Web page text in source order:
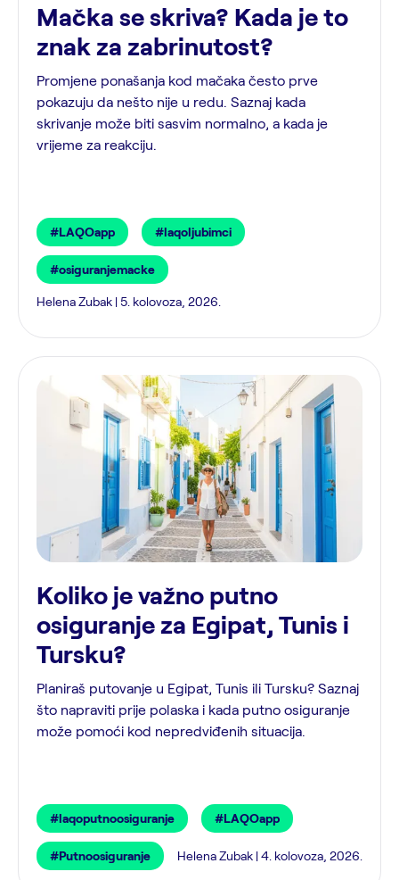
Mačka se skriva? Kada je to
znak za zabrinutost?
Promjene ponašanja kod mačaka često prve
pokazuju da nešto nije u redu. Saznaj kada
skrivanje može biti sasvim normalno, a kada je
vrijeme za reakciju.
#LAQOapp #laqoljubimci
#osiguranjemacke
Helena Zubak | 5. kolovoza, 2026.
Koliko je važno putno
osiguranje za Egipat, Tunis i
Tursku?
Planiraš putovanje u Egipat, Tunis ili Tursku? Saznaj
što napraviti prije polaska i kada putno osiguranje
može pomoći kod nepredviđenih situacija.
#laqoputnoosiguranje #LAQOapp
#Putnoosiguranje Helena Zubak | 4. kolovoza, 2026.